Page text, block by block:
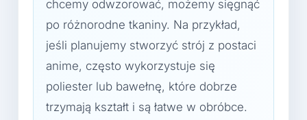
chcemy odwzorować, możemy sięgnąć
po różnorodne tkaniny. Na przykład,
jeśli planujemy stworzyć strój z postaci
anime, często wykorzystuje się
poliester lub bawełnę, które dobrze
trzymają kształt i są łatwe w obróbce.